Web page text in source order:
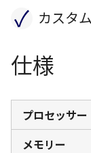
✓ カスタ
仕様
プロセッサー
メモリー